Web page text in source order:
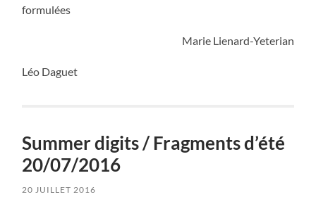
formulées
Marie Lienard-Yeterian
Léo Daguet
Summer digits / Fragments d’été
20/07/2016
20 JUILLET 2016